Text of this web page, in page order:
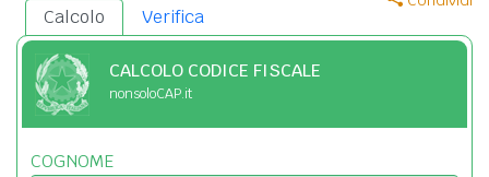
Calcolo Verifica
CALCOLO CODICE FISCALE
nonsoloCAP.it
COGNOME